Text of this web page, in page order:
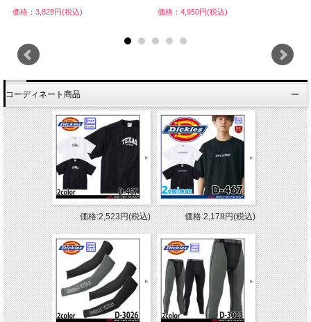
価格：3,828円(税込) 価格：4,950円(税込)
コーディネート商品
価格:2,523円(税込) 価格:2,178円(税込)